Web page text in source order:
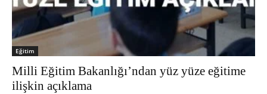
Eğitim
Milli Eğitim Bakanlığı’ndan yüz yüze eğitime
ilişkin açıklama